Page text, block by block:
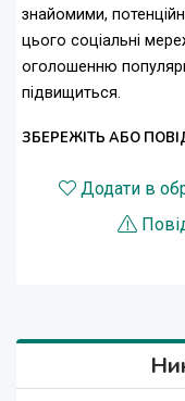
знайомими,
цього соціальні
оголошенню
підвищиться.
ЗБЕРЕЖІТЬ АБО
Додати в